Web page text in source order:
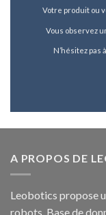
Votre produit ou
Vous observez
N’hésitez pas
A PROPOS DE
Leobotics propose
robots, Base de